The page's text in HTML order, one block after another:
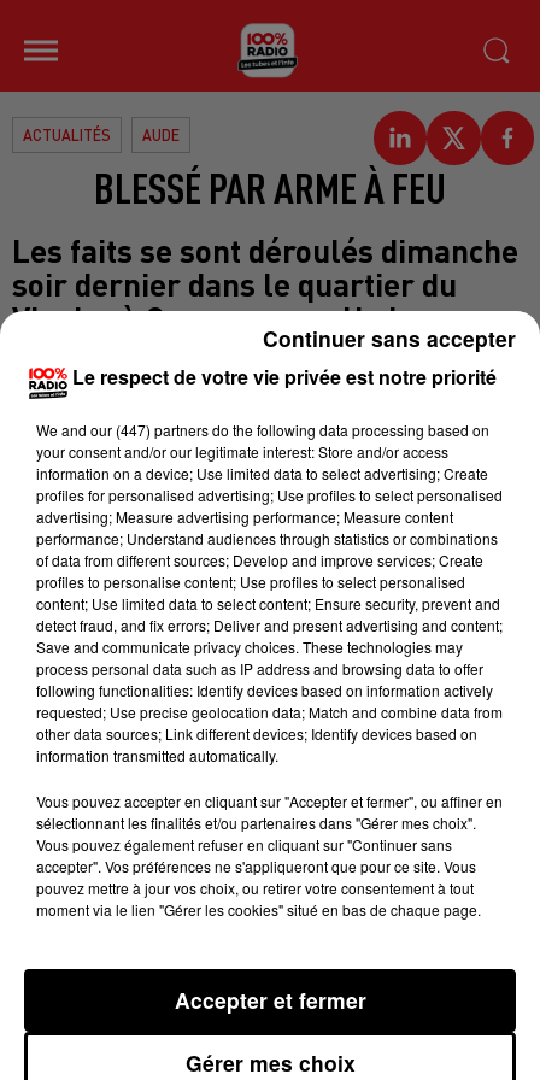
ACTUALITÉS AUDE
BLESSÉ PAR ARME À FEU
Les faits se sont déroulés dimanche
soir dernier dans le quartier du
Viguier à Carcassonne. Un homme
de 33 ans a été touché en pleine
poitrine par une gerbe de plombs ,
tirée à l’aide d’un fusil de chasse
alors qu’il se trouvait en bas de son
immeuble. Il aurait été approché
par trois ou quatre individus, les
visages dissimulés et l’un d’eux
aurait ouvert le feu sans raison
apparente. Cette affaire ressemble
beaucoup à un règlement de
compte. Le SRPJ de Perpignan a été
saisi du dossier. L’homme a été
hospitalisé dans un état grave.
Publié : 18 février 2015 à 8h25
Le respect de votre vie privée est notre priorité
We and our (447) partnersdo the following data processing based on
your consent and/or our legitimate interest: Store and/or access
information on a device; Use limited data to select advertising; Create
profiles for personalised advertising; Use profiles to select personalised
advertising; Measure advertising performance; Measure content
performance; Understand audiences through statistics or combinations
of data from different sources; Develop and improve services; Create
profiles to personalise content; Use profiles to select personalised
content; Use limited data to select content; Ensure security, prevent and
detect fraud, and fix errors; Deliver and present advertising and content;
Save and communicate privacy choices. These technologies may
process personal data such as IP address and browsing data to offer
following functionalities: Identify devices based on information actively
requested; Use precise geolocation data; Match and combine data from
other data sources; Link different devices; Identify devices based on
information transmitted automatically.
Vous pouvez accepter en cliquant sur "Accepter et fermer", ou affiner en
sélectionnant les finalités et/ou partenaires dans "Gérer mes choix".
Vous pouvez également refuser en cliquant sur "Continuer sans
accepter". Vos préférences ne s'appliqueront que pour ce site. Vous
pouvez mettre à jour vos choix, ou retirer votre consentement à tout
moment via le lien "Gérer les cookies" situé en bas de chaque page.
Gérer mes choix
Accepter et fermer
Continuer sans accepter